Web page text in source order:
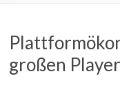
großen Player